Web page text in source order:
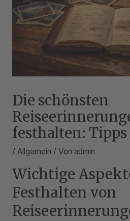
Die schönsten
festhalten: Tipps
/ Allgemein / Von admin
Wichtige
Festhalten von